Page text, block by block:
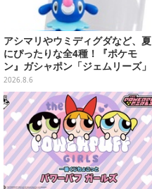
アシマリやウミディグダなど、夏
にぴったりな全4種！『ポケモ
ン』ガシャポン「ジェムリーズ」
第13弾が8月第5週より発売
2026.8.6